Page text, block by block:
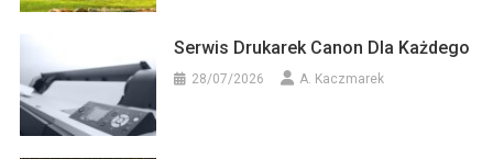
Serwis Drukarek Canon Dla Każdego
28/07/2026 A. Kaczmarek